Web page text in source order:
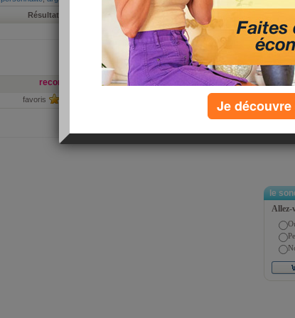
Résultats 1-1 de 1
premiera | précédent | suivant | dernier
recommander cette page :
favoris
le
Allez-
Je découvre